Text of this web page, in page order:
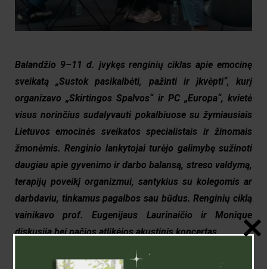
Balandžio 9–11 d. įvykęs renginių ciklas apie emocinę
sveikatą „Sustok pasikalbėti, pažinti ir įkvėpti“, kurį
organizavo „Skirtingos Spalvos“ ir PC „Europa“, kvietė
visus norinčius sudalyvauti pokalbiuose su žymiausiais
Lietuvos emocinės sveikatos specialistais ir žinomais
žmonėmis. Renginio lankytojai turėjo galimybę sužinoti
daugiau apie gyvenimo ir darbo balansą, streso valdymą,
terapijų poveikį organizmui, santykius su kolegomis ar
darbdaviu, tinkamus pagalbos sau būdus. Renginių ciklą
vainikavo prof. Eugenijaus Laurinaičio ir Monique
diskusija bei pačios atlikėjos akustinis koncertas.
Pirmąją renginio dieną patirtimi dalijosi psichoterapeutas